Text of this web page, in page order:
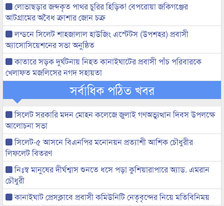
লোভাছড়ার জব্দকৃত পাথর চুরির হিড়িক! বেপরোয়া জকিগঞ্জের
আটগ্রামের অবৈধ ক্রাশার জোন চক্র
লন্ডনে সিলেট শাহজালাল হাউজিং এস্টেটস (উপশহর) প্রবাসী
অ্যাসোসিয়েশনের সভা অনুষ্ঠিত
কাতারে সড়ক দুর্ঘটনায় নিহত কানাইঘাটের প্রবাসী পাঁচ পরিবারকে
খেলাফত মজলিসের নগদ সহায়তা
সর্বাধিক পঠিত খবর
সিলেট সরকারি মদন মোহন কলেজে জুলাই গণঅভ্যুত্থান দিবস উপলক্ষে
আলোচনা সভা
সিলেট-৫ আসনে বিএনপির মনোনয়ন প্রত্যাশী আশিক চৌধুরীর
লিফলেট বিতরণ
নিঃস্ব মানুষের দীর্ঘশ্বাস শুনতে ধসে পড়া কুশিয়ারাপারে অ্যাড. এমরান
চৌধুরী
কানাইঘাট প্রেসক্লাবে প্রবাসী কমিউনিটি নেতৃবৃন্দের নিয়ে মতিবিনিময়